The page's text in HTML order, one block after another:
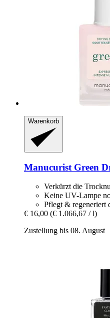
Warenkorb
Manucurist Green
Verkürzt die
Keine UV-Lampe
Pflegt & regeneriert
€ 16,00 (€ 1.066,67 / l)
Zustellung bis 08. August